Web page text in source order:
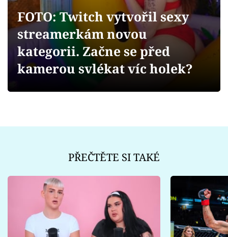
Videa
Sledujte prima+
FOTO: Twitch vytvořil sexy
streamerkám novou
kategorii. Začne se před
kamerou svlékat víc holek?
PŘEČTĚTE SI TAKÉ